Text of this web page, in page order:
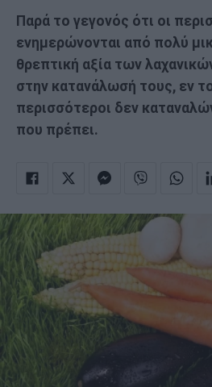
Παρά το γεγονός ότι οι
ενημερώνονται από πολύ
θρεπτική αξία των
στην κατανάλωσή τους, εν
περισσότεροι δεν
που πρέπει.